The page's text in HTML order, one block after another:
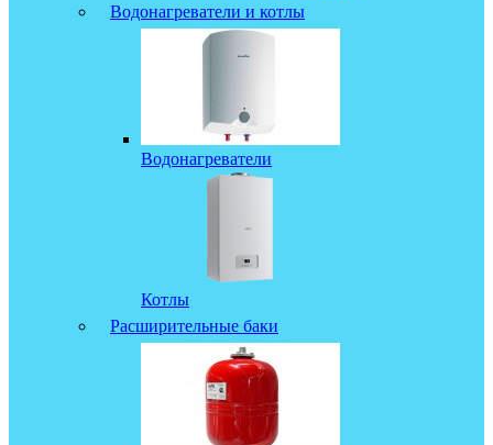
Водонагреватели и котлы
Водонагреватели
Котлы
Расширительные баки